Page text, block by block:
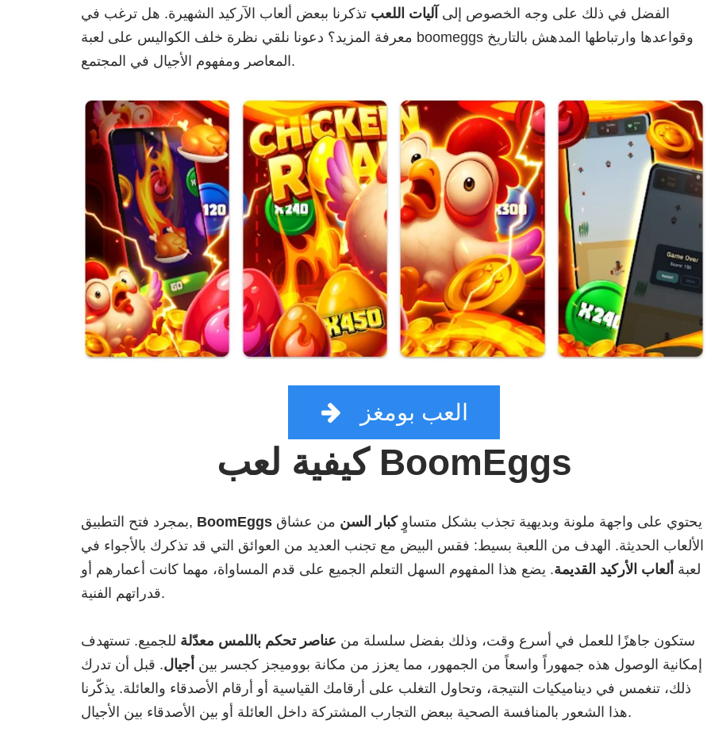
الفضل في ذلك على وجه الخصوص إلى آليات اللعب تذكرنا ببعض ألعاب الآركيد الشهيرة. هل ترغب في
معرفة المزيد؟ دعونا نلقي نظرة خلف الكواليس على لعبة boomeggs وقواعدها وارتباطها المدهش بالتاريخ
المعاصر ومفهوم الأجيال في المجتمع.
العب بومغز
كيفية لعب BoomEggs
بمجرد فتح التطبيق, BoomEggs يحتوي على واجهة ملونة وبديهية تجذب بشكل متساوٍكبار السن من عشاق
الألعاب الحديثة. الهدف من اللعبة بسيط: فقس البيض مع تجنب العديد من العوائق التي قد تذكرك بالأجواء في
لعبة ألعاب الأركيد القديمة. يضع هذا المفهوم السهل التعلم الجميع على قدم المساواة، مهما كانت أعمارهم أو
قدراتهم الفنية.
ستكون جاهزًا للعمل في أسرع وقت، وذلك بفضل سلسلة من عناصر تحكم باللمس معدّلة للجميع. تستهدف
إمكانية الوصول هذه جمهوراً واسعاً من الجمهور، مما يعزز من مكانة بووميجز كجسر بين أجيال. قبل أن تدرك
ذلك، تنغمس في ديناميكيات النتيجة، وتحاول التغلب على أرقامك القياسية أو أرقام الأصدقاء والعائلة. يذكّرنا
هذا الشعور بالمنافسة الصحية ببعض التجارب المشتركة داخل العائلة أو بين الأصدقاء بين الأجيال.